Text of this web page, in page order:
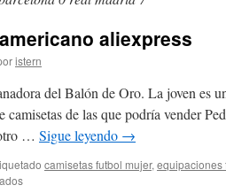
aliexpress
istern
del Balón de Oro. La joven es
camisetas de las que podría vender
… Sigue leyendo →
camisetas futbol mujer, equipaciones
en